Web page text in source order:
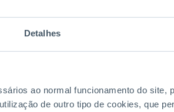
Detalhes
ao normal funcionamento do site,
de outro tipo de cookies, que